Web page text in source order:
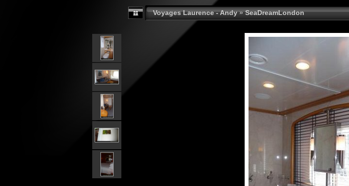
Voyages Laurence - Andy»SeaDreamLondon